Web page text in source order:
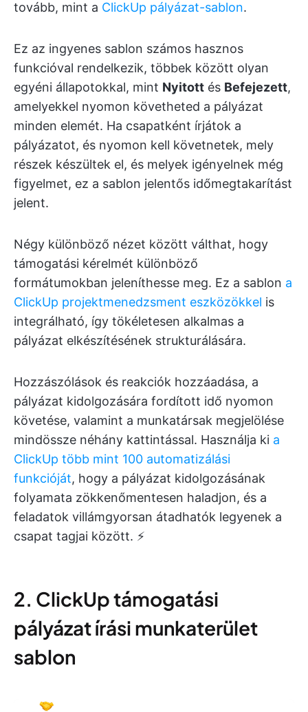
tovább, mint a ClickUp pályázat-sablon.
Ez az ingyenes sablon számos hasznos
funkcióval rendelkezik, többek között olyan
egyéni állapotokkal, mint Nyitott és Befejezett,
amelyekkel nyomon követheted a pályázat
minden elemét. Ha csapatként írjátok a
pályázatot, és nyomon kell követnetek, mely
részek készültek el, és melyek igényelnek még
figyelmet, ez a sablon jelentős időmegtakarítást
jelent.
Négy különböző nézet között válthat, hogy
támogatási kérelmét különböző
formátumokban jeleníthesse meg. Ez a sablon a
ClickUp projektmenedzsment eszközökkel is
integrálható, így tökéletesen alkalmas a
pályázat elkészítésének strukturálására.
Hozzászólások és reakciók hozzáadása, a
pályázat kidolgozására fordított idő nyomon
követése, valamint a munkatársak megjelölése
mindössze néhány kattintással. Használja ki a
ClickUp több mint 100 automatizálási
funkcióját, hogy a pályázat kidolgozásának
folyamata zökkenőmentesen haladjon, és a
feladatok villámgyorsan átadhatók legyenek a
csapat tagjai között. ⚡
2. ClickUp támogatási
pályázat írási munkaterület
sablon